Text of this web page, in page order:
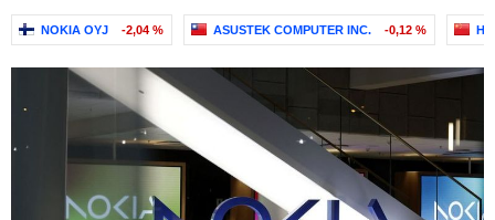
NOKIA OYJ -2,04 % ASUSTEK COMPUTER INC. -0,12 %